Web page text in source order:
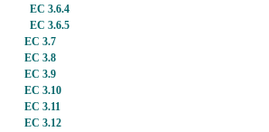
EC 3.6.4
EC 3.6.5
EC 3.7
EC 3.8
EC 3.9
EC 3.10
EC 3.11
EC 3.12